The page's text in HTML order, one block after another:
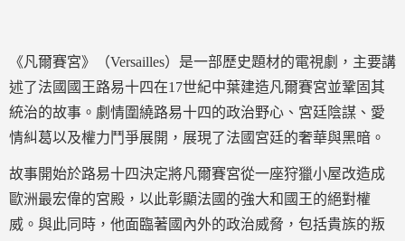
《凡爾賽宮》（Versailles）是一部歷史題材的電視劇，主要講
述了法國國王路易十四在17世紀中葉建造凡爾賽宮並鞏固其
統治的故事。劇情圍繞路易十四的政治野心、宮廷陰謀、愛
情糾葛以及權力鬥爭展開，展現了法國宮廷的奢華與黑暗。
故事開始於路易十四決定將凡爾賽宮從一座狩獵小屋改造成
歐洲最宏偉的宮殿，以此彰顯法國的強大和國王的絕對權
威。與此同時，他面臨著國內外的政治威脅，包括貴族的叛